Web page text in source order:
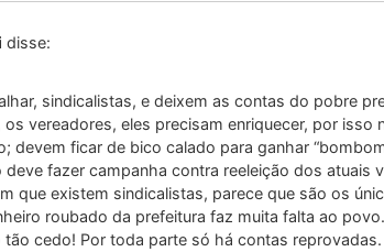
disse:
sindicalistas, e deixem as contas do pobre
os vereadores, eles precisam enriquecer, por isso
devem ficar de bico calado para ganhar
deve fazer campanha contra reeleição dos atuais
que existem sindicalistas, parece que são os
roubado da prefeitura faz muita falta ao
tão cedo! Por toda parte só há contas